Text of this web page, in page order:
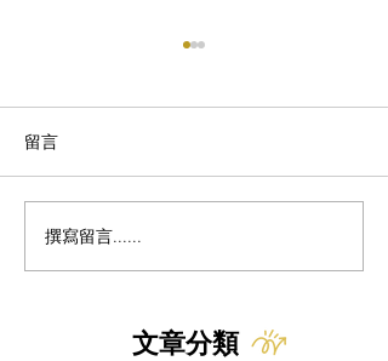
為什麼貓咪突然歪頭、走
路不穩？你該認識的「前
留言
撰寫留言......
文章分類